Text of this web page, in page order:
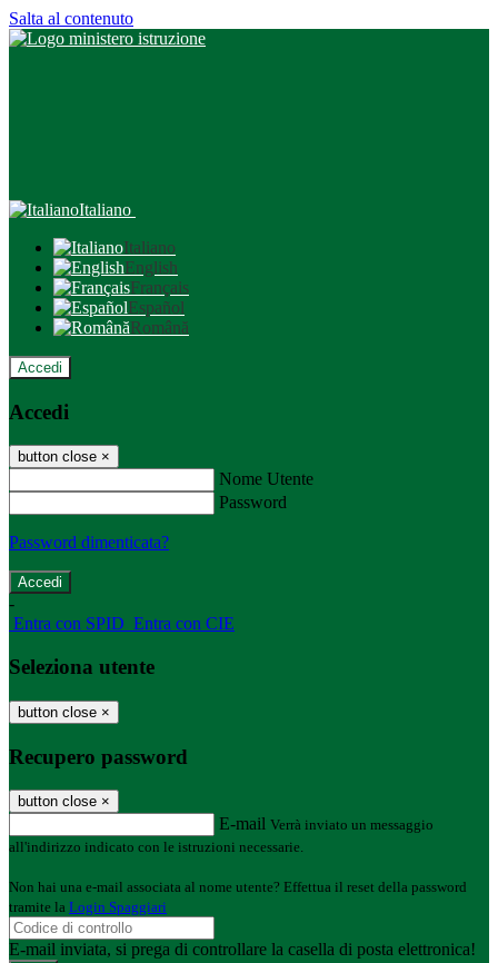
Salta al contenuto
Italiano
Italiano
English
Français
Español
Română
Accedi
Accedi
button close ×
Nome Utente
Password
Password dimenticata?
-
Entra con SPID Entra con CIE
Seleziona utente
button close ×
Recupero password
button close ×
E-mail Verrà inviato un messaggio
all'indirizzo indicato con le istruzioni necessarie.
Non hai una e-mail associata al nome utente? Effettua il reset della password
tramite la Login Spaggiari
E-mail inviata, si prega di controllare la casella di posta elettronica!